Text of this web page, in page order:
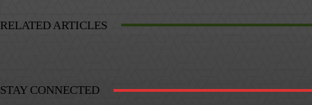
RELATED ARTICLES
STAY CONNECTED